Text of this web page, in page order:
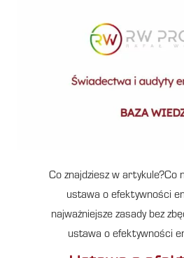
Co znajdziesz w artykule?Co
ustawa o efektywności
najważniejsze zasady bez
ustawa o efektywności